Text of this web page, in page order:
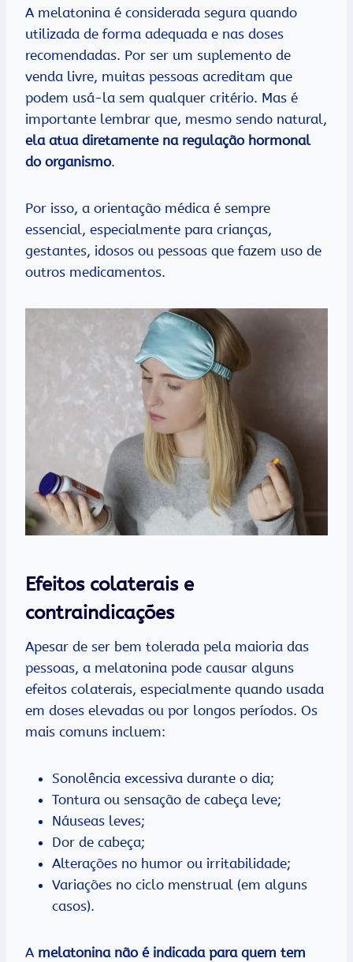
A melatonina é considerada segura quando
utilizada de forma adequada e nas doses
recomendadas. Por ser um suplemento de
venda livre, muitas pessoas acreditam que
podem usá-la sem qualquer critério. Mas é
importante lembrar que, mesmo sendo natural,
ela atua diretamente na regulação hormonal
do organismo.
Por isso, a orientação médica é sempre
essencial, especialmente para crianças,
gestantes, idosos ou pessoas que fazem uso de
outros medicamentos.
Efeitos colaterais e
contraindicações
Apesar de ser bem tolerada pela maioria das
pessoas, a melatonina pode causar alguns
efeitos colaterais, especialmente quando usada
em doses elevadas ou por longos períodos. Os
mais comuns incluem:
Sonolência excessiva durante o dia;
Tontura ou sensação de cabeça leve;
Náuseas leves;
Dor de cabeça;
Alterações no humor ou irritabilidade;
Variações no ciclo menstrual (em alguns
casos).
A melatonina não é indicada para quem tem